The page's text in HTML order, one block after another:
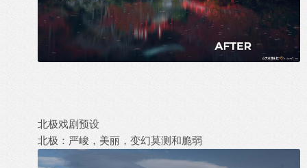
北极戏剧预设
北极：严峻，美丽，变幻莫测和脆弱